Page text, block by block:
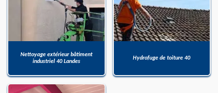
Nettoyage extérieur bâtiment
industriel 40 Landes
Hydrofuge de toiture 40